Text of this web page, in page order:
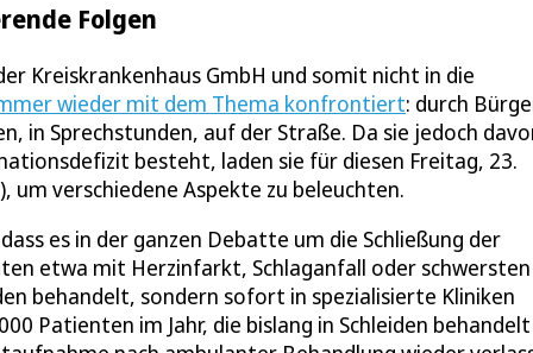
Folgen
Kreiskrankenhaus GmbH und somit nicht in die
wieder mit dem Thema konfrontiert: durch
in Sprechstunden, auf der Straße. Da sie jedoch
besteht, laden sie für diesen Freitag, 23.
um verschiedene Aspekte zu beleuchten.
es in der ganzen Debatte um die Schließung der
etwa mit Herzinfarkt, Schlaganfall oder schwersten
behandelt, sondern sofort in spezialisierte Kliniken
Patienten im Jahr, die bislang in Schleiden behandelt